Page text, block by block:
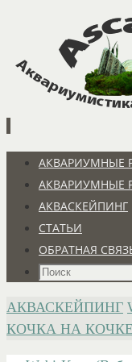
содержимому
Перейти
содержимому
АКВАРИУМНЫЕ
АКВАРИУМНЫЕ
АКВАСКЕЙПИНГ
СТАТЬИ
ОБРАТНАЯ
Что
ГЛАВНАЯ
АКВАСКЕЙПИНГ
КОЧКА НА КОЧКЕ